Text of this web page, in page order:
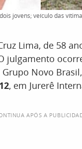
jovens; veículo das
Lima, de 58
Grupo Novo
, em Jurerê
APÓS A